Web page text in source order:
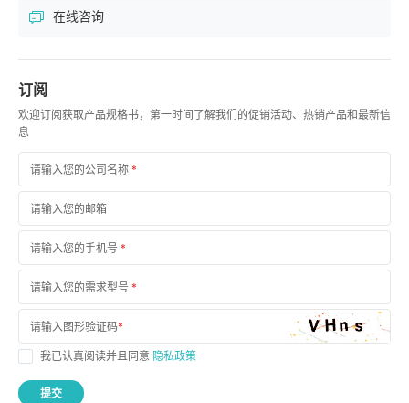
在线咨询
订阅
欢迎订阅获取产品规格书，第一时间了解我们的促销活动、热销产品和最新信
息
请输入您的公司名称 *
请输入您的邮箱
请输入您的手机号 *
请输入您的需求型号 *
请输入图形验证码*
我已认真阅读并且同意 隐私政策
提交